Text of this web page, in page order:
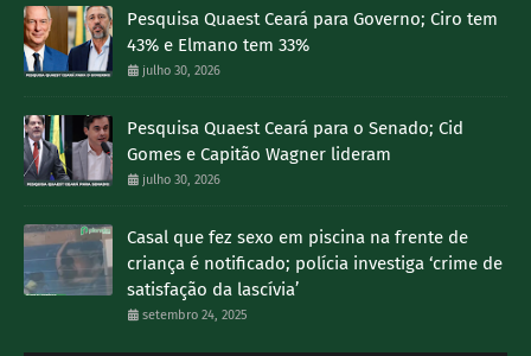
Pesquisa Quaest Ceará para Governo; Ciro tem
43% e Elmano tem 33%
julho 30, 2026
Pesquisa Quaest Ceará para o Senado; Cid
Gomes e Capitão Wagner lideram
julho 30, 2026
Casal que fez sexo em piscina na frente de
criança é notificado; polícia investiga ‘crime de
satisfação da lascívia’
setembro 24, 2025